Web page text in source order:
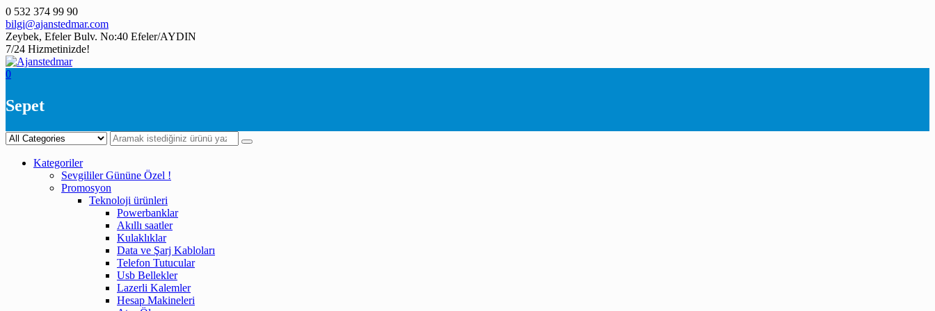
Skip
to
content
0 532 374 99 90
bilgi@ajanstedmar.com
Zeybek, Efeler Bulv. No:40 Efeler/AYDIN
7/24 Hizmetinizde!
0
Sepet
Kategoriler
Sevgililer Gününe Özel !
Promosyon
Teknoloji ürünleri
Powerbanklar
Akıllı saatler
Kulaklıklar
Data ve Şarj Kabloları
Telefon Tutucular
Usb Bellekler
Lazerli Kalemler
Hesap Makineleri